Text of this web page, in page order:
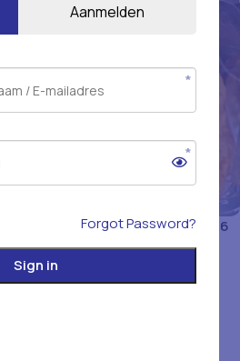
TENDERS ULAS TEMPURA 6
X 800GR
Döner & Kip
Aanmelden
Forgot Password?
Sign in